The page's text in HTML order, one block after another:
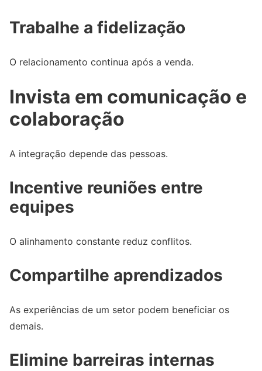
Trabalhe a fidelização
O relacionamento continua após a venda.
Invista em comunicação e
colaboração
A integração depende das pessoas.
Incentive reuniões entre
equipes
O alinhamento constante reduz conflitos.
Compartilhe aprendizados
As experiências de um setor podem beneficiar os
demais.
Elimine barreiras internas